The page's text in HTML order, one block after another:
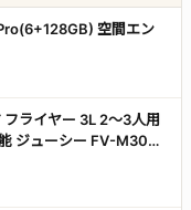
空間エン
ライヤー 3L 2～3人用
ジューシー FV-M30A-